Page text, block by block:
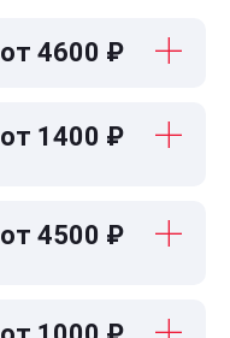
от 4600 ₽
от 1400 ₽
от 4500 ₽